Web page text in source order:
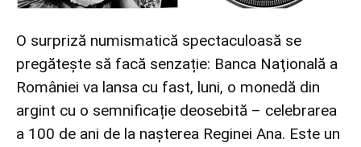
O surpriză numismatică spectaculoasă se
pregătește să facă senzație: Banca Naţională a
României va lansa cu fast, luni, o monedă din
argint cu o semnificație deosebită – celebrarea
a 100 de ani de la nașterea Reginei Ana. Este un